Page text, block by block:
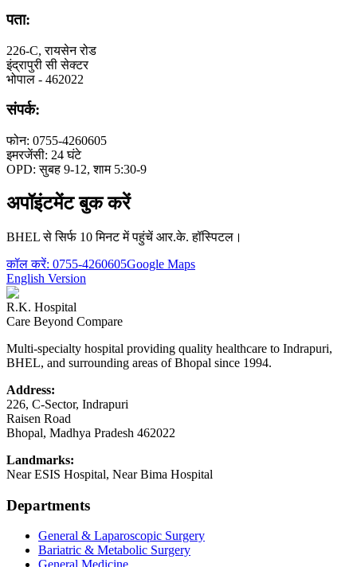
पता:
226-C, रायसेन रोड
इंद्रापुरी सी सेक्टर
भोपाल - 462022
संपर्क:
फोन: 0755-4260605
इमरजेंसी: 24 घंटे
OPD: सुबह 9-12, शाम 5:30-9
अपॉइंटमेंट बुक करें
BHEL से सिर्फ 10 मिनट में पहुंचें आर.के. हॉस्पिटल।
कॉल करें: 0755-4260605Google Maps
English Version
R.K. Hospital
Care Beyond Compare
Multi-specialty hospital providing quality healthcare to Indrapuri,
BHEL, and surrounding areas of Bhopal since 1994.
Address:
226, C-Sector, Indrapuri
Raisen Road
Bhopal, Madhya Pradesh 462022
Landmarks:
Near ESIS Hospital, Near Bima Hospital
Departments
General & Laparoscopic Surgery
Bariatric & Metabolic Surgery